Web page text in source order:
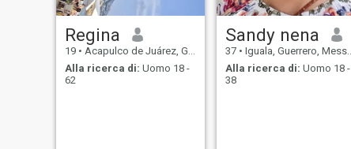
Regina
19 • Acapulco de Juárez, Guerrero, Messico
Alla ricerca di: Uomo 18 -
62
Sandy nena
37 • Iguala, Guerrero, Messico
Alla ricerca di: Uomo 18 -
38